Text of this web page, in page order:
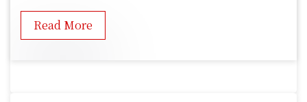
Read More